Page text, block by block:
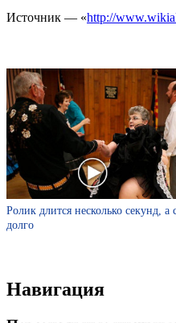
Источник — «http://
Ролик длится несколько секунд, а
долго
Навигация